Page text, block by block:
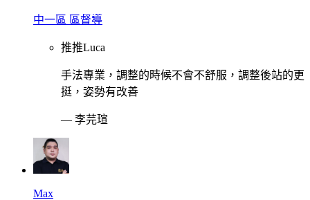
中一區 區督導
推推Luca
手法專業，調整的時候不會不舒服，調整後站的更
挺，姿勢有改善
— 李芫瑄
Max